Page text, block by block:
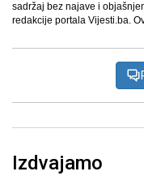
sadržaj bez najave i
redakcije portala Vijesti.ba.
Izdvajamo